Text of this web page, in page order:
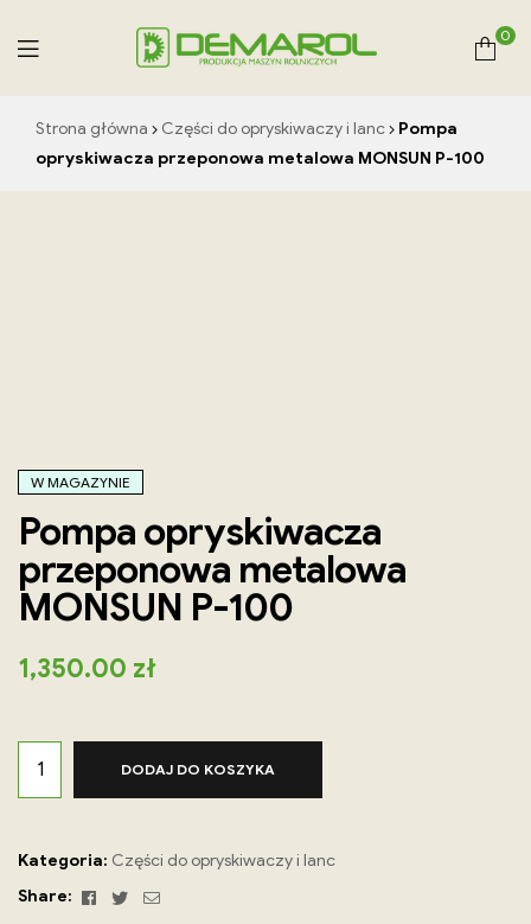
–
0
Strona główna Części do opryskiwaczy i lanc
Pompa
opryskiwacza przeponowa metalowa MONSUN P-100
W MAGAZYNIE
Pompa opryskiwacza
przeponowa metalowa
MONSUN P-100
1,350.00 zł
DODAJ DO KOSZYKA
Kategoria: Części do opryskiwaczy i lanc
Share:
Facebook
TwitterEmail